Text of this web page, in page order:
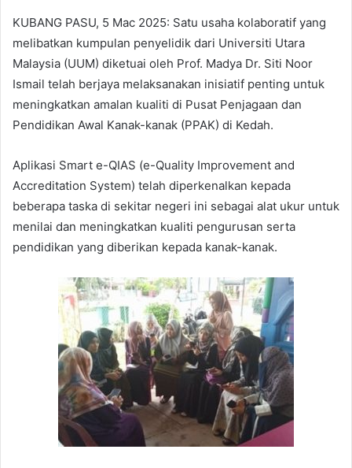
KUBANG PASU, 5 Mac 2025: Satu usaha kolaboratif yang
melibatkan kumpulan penyelidik dari Universiti Utara
Malaysia (UUM) diketuai oleh Prof. Madya Dr. Siti Noor
Ismail telah berjaya melaksanakan inisiatif penting untuk
meningkatkan amalan kualiti di Pusat Penjagaan dan
Pendidikan Awal Kanak-kanak (PPAK) di Kedah.
Aplikasi Smart e-QIAS (e-Quality Improvement and
Accreditation System) telah diperkenalkan kepada
beberapa taska di sekitar negeri ini sebagai alat ukur untuk
menilai dan meningkatkan kualiti pengurusan serta
pendidikan yang diberikan kepada kanak-kanak.